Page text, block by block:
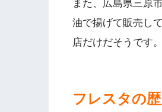
また、広島県三原
油で揚げて販売し
店だけだそうです。
フレスタの歴